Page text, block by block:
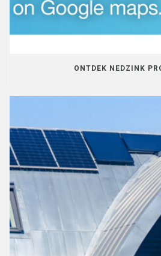
ONTDEK NEDZINK